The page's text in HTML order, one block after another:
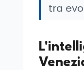
tra